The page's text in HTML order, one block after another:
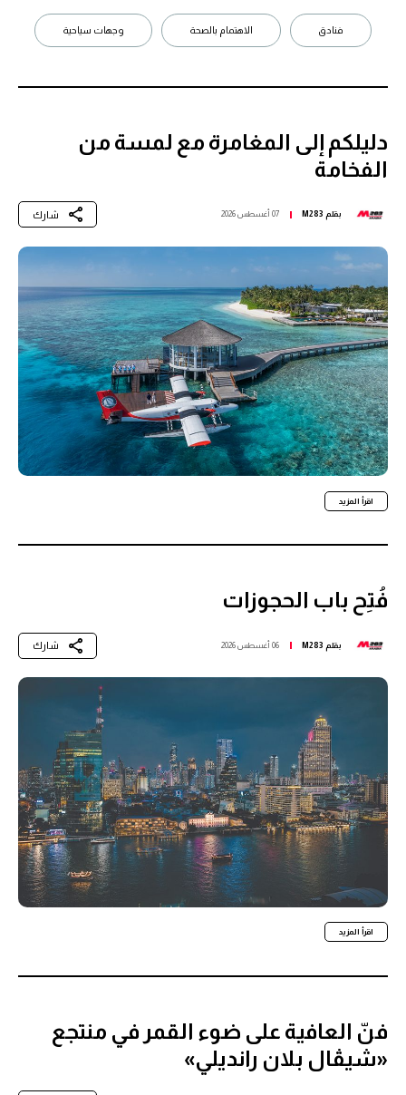
فنادق الاهتمام بالصحة وجهات سياحية
دليلكم إلى المغامرة مع لمسة من
الفخامة
بقلم M283 07 أغسطس 2026 شارك
اقرأ المزيد
فُتِح باب الحجوزات
بقلم M283 06 أغسطس 2026 شارك
اقرأ المزيد
فنّ العافية على ضوء القمر في منتجع
«شيڤال بلان رانديلي»